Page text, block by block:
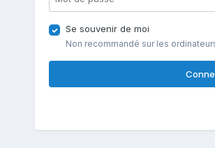
Se souvenir de moi
Non recommandé sur les